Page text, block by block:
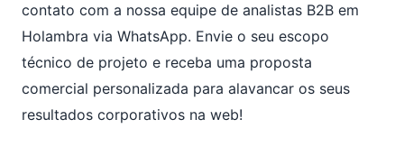
contato com a nossa equipe de analistas B2B em
Holambra via WhatsApp. Envie o seu escopo
técnico de projeto e receba uma proposta
comercial personalizada para alavancar os seus
resultados corporativos na web!